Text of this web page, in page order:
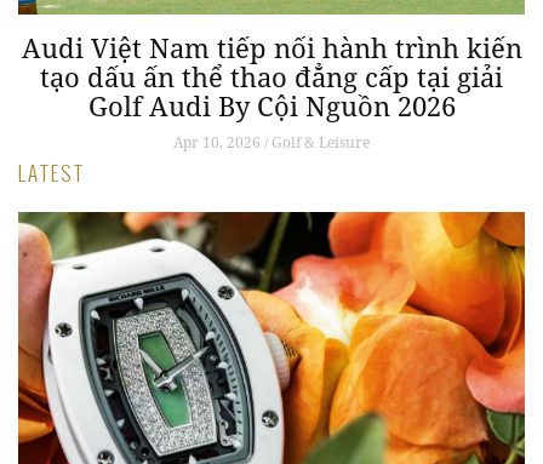
Audi Việt Nam tiếp nối hành trình kiến
tạo dấu ấn thể thao đẳng cấp tại giải
Golf Audi By Cội Nguồn 2026
Apr 10, 2026 / Golf & Leisure
LATEST